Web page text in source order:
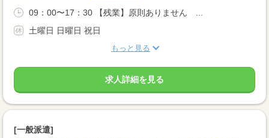
09：00〜17：30 【残業】原則ありません ...
土曜日 日曜日 祝日
もっと見る
求人詳細を見る
[一般派遣]